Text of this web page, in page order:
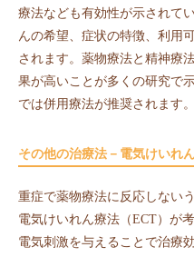
療法なども有効性が示されて
んの希望、症状の特徴、利用
されます。薬物療法と精神療
果が高いことが多くの研究で
では併用療法が推奨されます。
その他の治療法－電気けいれ
重症で薬物療法に反応しない
電気けいれん療法（ECT）が
電気刺激を与えることで治療